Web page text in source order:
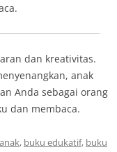
dan kreativitas.
anak
Anda sebagai orang
dan membaca.
, buku edukatif, buku